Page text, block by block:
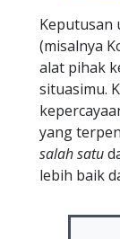
Keputusan
(misalnya
alat pihak
situasimu.
yang
salah satu
lebih baik